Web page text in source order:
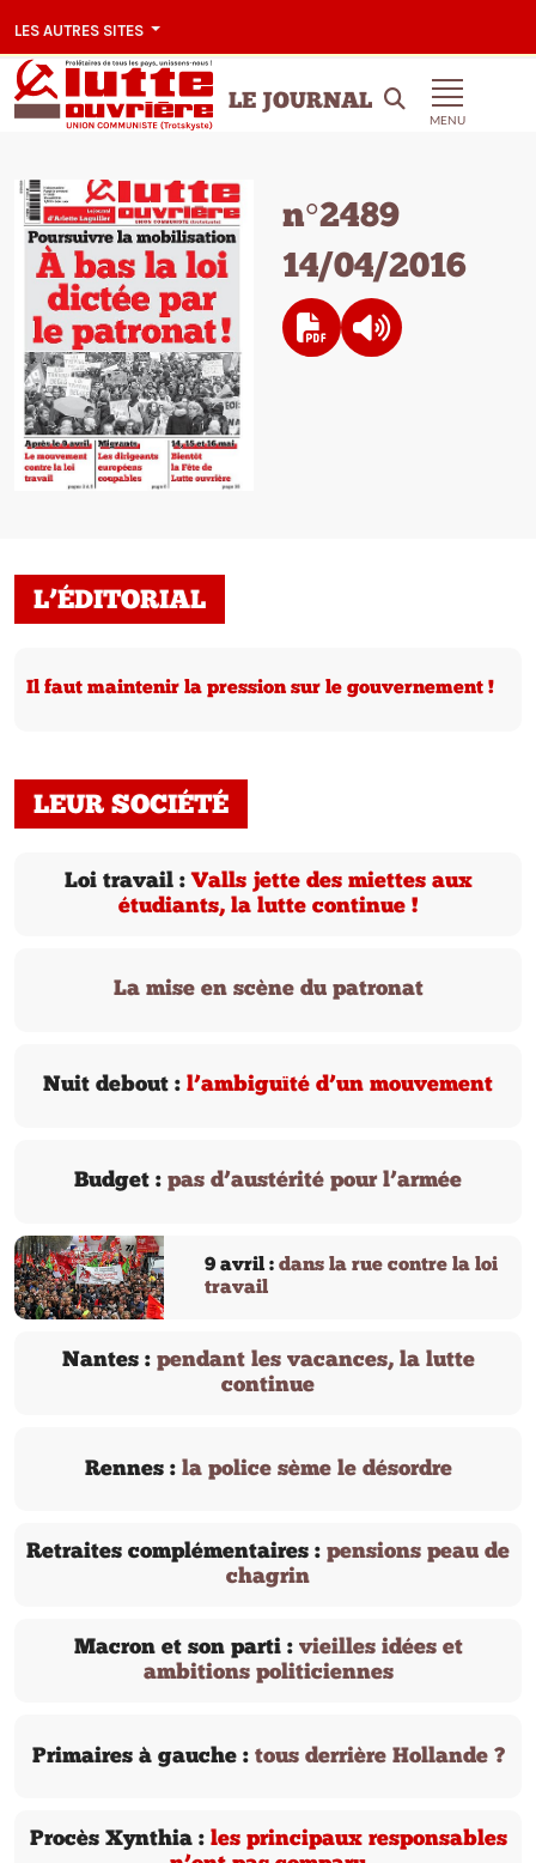
LES AUTRES SITES
LE JOURNAL
MENU
n°2489
14/04/2016
L’ÉDITORIAL
Il faut maintenir la pression sur le gouvernement !
LEUR SOCIÉTÉ
Loi travail : Valls jette des miettes aux
étudiants, la lutte continue !
La mise en scène du patronat
Nuit debout : l’ambiguïté d’un mouvement
Budget : pas d’austérité pour l’armée
9 avril : dans la rue contre la loi
travail
Nantes : pendant les vacances, la lutte
continue
Rennes : la police sème le désordre
Retraites complémentaires : pensions peau de
chagrin
Macron et son parti : vieilles idées et
ambitions politiciennes
Primaires à gauche : tous derrière Hollande ?
Procès Xynthia : les principaux responsables